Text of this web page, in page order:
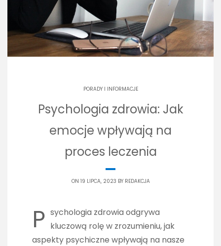
PORADY I INFORMACJE
Psychologia zdrowia: Jak
emocje wpływają na
proces leczenia
ON 19 LIPCA, 2023 BY REDAKCJA
P sychologia zdrowia odgrywa
kluczową rolę w zrozumieniu, jak
aspekty psychiczne wpływają na nasze